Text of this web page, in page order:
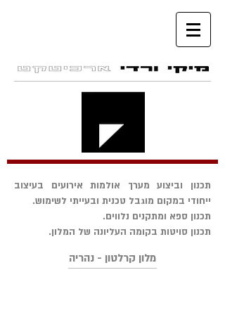
תכנון וביצוע מערך אולמות אירועים בעיצוב
ייחודי במקום מוגבל טכנית ובעייתי לשימוש.
תכנון ספא ומתקנים נלווים.
תכנון סויטות בקומה העליונה של המלון.
מלון קרלטון - נהריה